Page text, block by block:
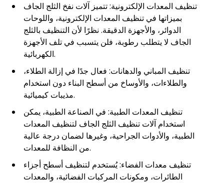
تنظيف المعدات الإلكترونية: تتميز آلات نفخ الثلج الجاف
بميزاتها في تنظيف المعدات الإلكترونية، واللوحات
الدوائر، والأجهزة الدقيقة. نظرًا لأن التنظيف بالثلج
الجاف لا يتطلب رطوبة، فلن يتسبب في تلف الأجهزة
الكهربائية.
تنظيف المباني والدهانات: فعال جدًا في إزالة الطلاء،
والطلاءات، والأوساخ من أسطح البناء دون استخدام
مذيبات كيميائية.
تنظيف المعدات الطبية: في الصناعة الطبية، يمكن
استخدام آلات تنظيف الثلج الجاف لتنظيف المعدات
الطبية، والأدوات الجراحية، وغيرها لضمان درجة عالية
من النظافة للمعدات.
تنظيف معدات الفضاء: يُستخدم لتنظيف أسطح أجزاء
الطائرات، ومكونات المركبات الفضائية، والمعدات